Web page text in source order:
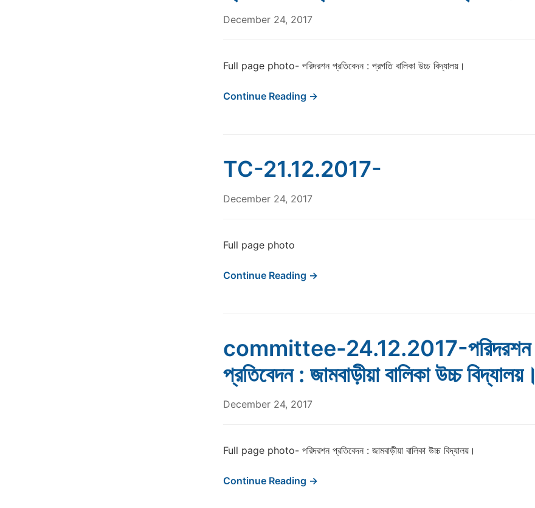
December 24, 2017
Full page photo- পরিদরশন প্রতিবেদন : প্রগতি বালিকা উচ্চ বিদ্যালয়।
Continue Reading →
TC-21.12.2017-
December 24, 2017
Full page photo
Continue Reading →
committee-24.12.2017-পরিদরশন
প্রতিবেদন : জামবাড়ীয়া বালিকা উচ্চ বিদ্যালয়।
December 24, 2017
Full page photo- পরিদরশন প্রতিবেদন : জামবাড়ীয়া বালিকা উচ্চ বিদ্যালয়।
Continue Reading →